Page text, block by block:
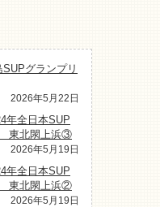
グランプリ
2026年5月22日
年全日本SUP
東北閖上浜③
2026年5月19日
年全日本SUP
東北閖上浜②
2026年5月19日